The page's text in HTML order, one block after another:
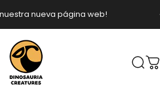
nueva página web!
diapositivas pausa
Dinosauria Creatures